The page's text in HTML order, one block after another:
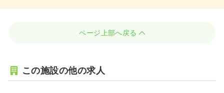
ページ上部へ戻る
この施設の他の求人